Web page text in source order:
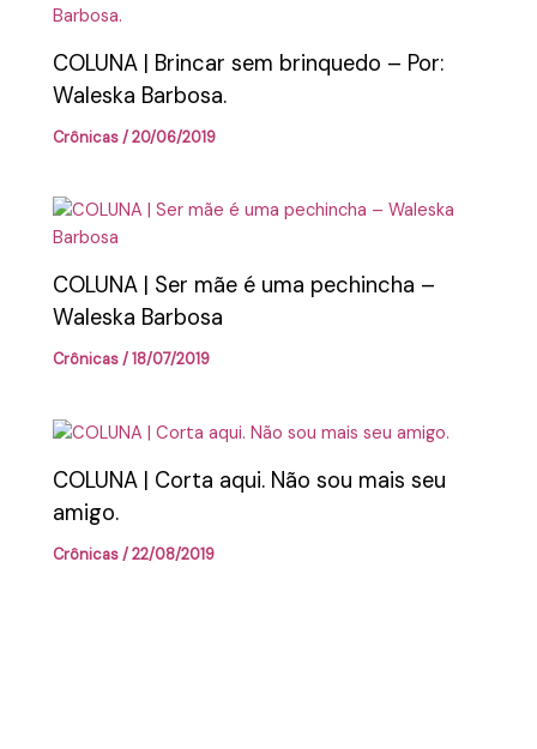
COLUNA | Brincar sem brinquedo – Por:
Waleska Barbosa.
Crônicas/20/06/2019
COLUNA | Ser mãe é uma pechincha –
Waleska Barbosa
Crônicas/18/07/2019
COLUNA | Corta aqui. Não sou mais seu
amigo.
Crônicas/22/08/2019